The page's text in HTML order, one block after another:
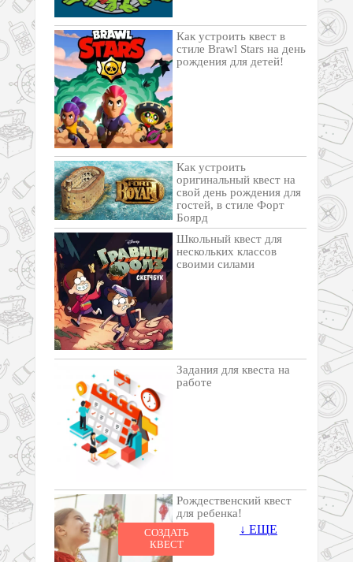
Как устроить квест в
стиле Brawl Stars на день
рождения для детей!
Как устроить
оригинальный квест на
свой день рождения для
гостей, в стиле Форт
Боярд
Школьный квест для
нескольких классов
своими силами
Задания для квеста на
работе
Рождественский квест
для ребенка!
СОЗДАТЬ
КВЕСТ
↓ ЕЩЕ